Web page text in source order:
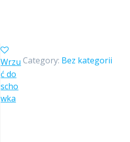
Category: Bez kategorii
Wrzu
ć do
scho
wka